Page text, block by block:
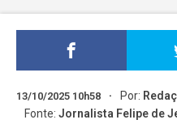
13/10/2025 10h58 Por:
Fonte:Jornalista Felipe de